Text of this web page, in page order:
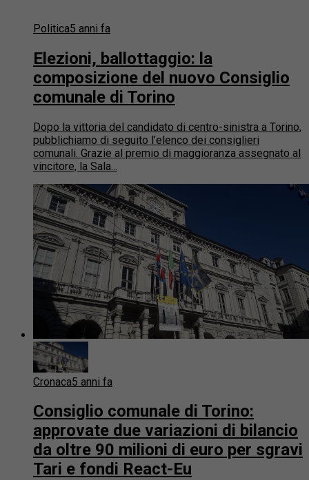
Politica5 anni fa
Elezioni, ballottaggio: la
composizione del nuovo Consiglio
comunale di Torino
Dopo la vittoria del candidato di centro-sinistra a Torino,
pubblichiamo di seguito l’elenco dei consiglieri
comunali. Grazie al premio di maggioranza assegnato al
vincitore, la Sala...
Cronaca5 anni fa
Consiglio comunale di Torino:
approvate due variazioni di bilancio
da oltre 90 milioni di euro per sgravi
Tari e fondi React-Eu